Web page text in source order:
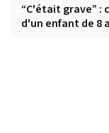
“C'était grave” :
d'un enfant de 8